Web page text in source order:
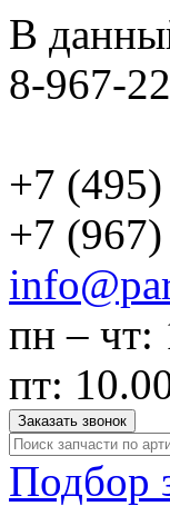
В
8-967-
+7 (495)
+7 (967)
пн – чт:
пт:
Заказать звонок
Подбор